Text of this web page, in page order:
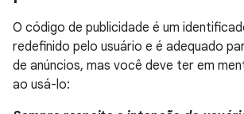
O código de publicidade é um
redefinido pelo usuário e é adequado
de anúncios, mas você deve ter em
ao usá-lo: